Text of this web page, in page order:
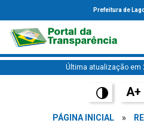
Prefeitura de
Última atualização em
A+
PÁGINA INICIAL »